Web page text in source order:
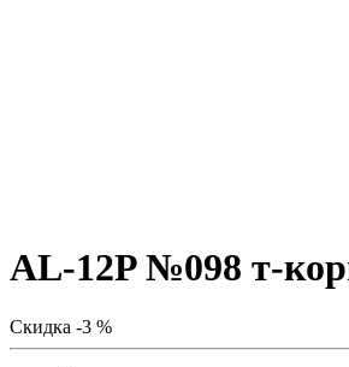
AL-12P №098 т-
Скидка -3 %